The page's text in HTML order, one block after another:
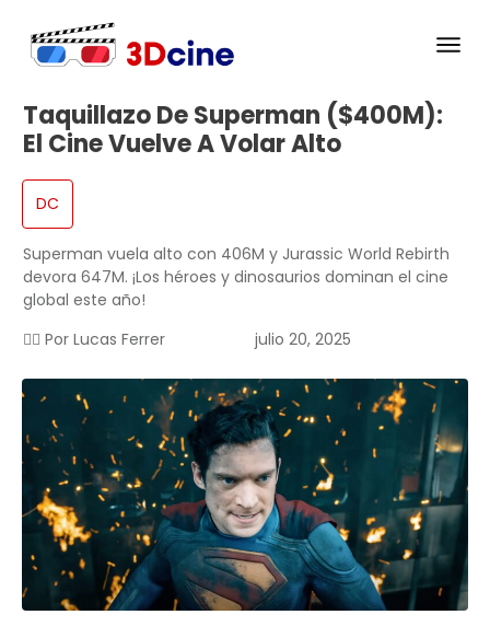
Taquillazo De Superman ($400M):
El Cine Vuelve A Volar Alto
DC
Superman vuela alto con 406M y Jurassic World Rebirth
devora 647M. ¡Los héroes y dinosaurios dominan el cine
global este año!
✍🏻 Por Lucas Ferrer julio 20, 2025